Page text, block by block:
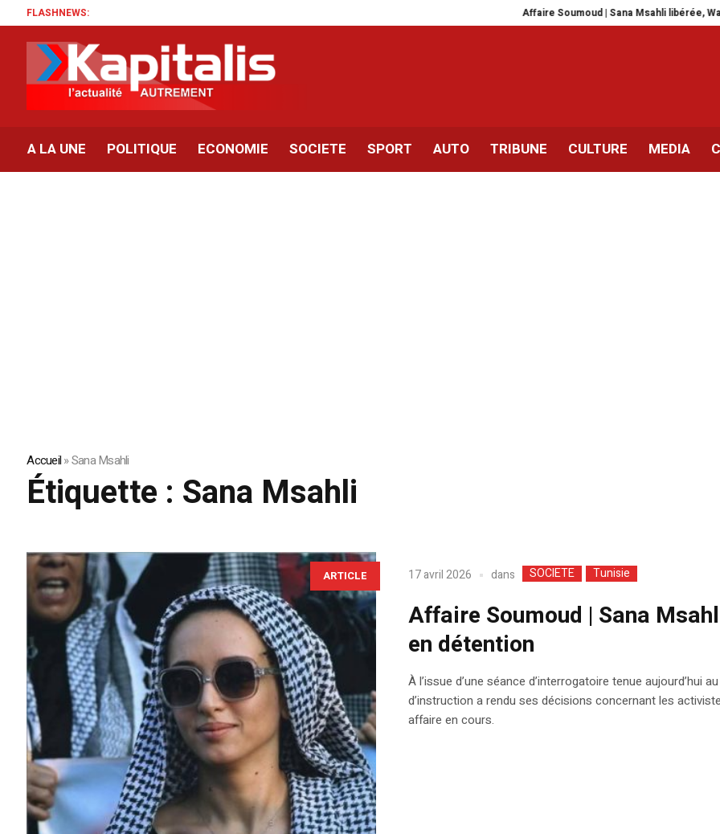
FLASHNEWS: Affaire Soumoud | Sana Msahli libérée, Wael
A LA UNE POLITIQUE ECONOMIE SOCIETE SPORT AUTO TRIBUNE CULTURE MEDIA
Accueil»Sana Msahli
Étiquette : Sana Msahli
ARTICLE 17 avril 2026 dans SOCIETE Tunisie
Affaire Soumoud | Sana
en détention
​À l’issue d’une séance d’interrogatoire tenue aujourd’hui
d’instruction a rendu ses décisions concernant les
affaire en cours.